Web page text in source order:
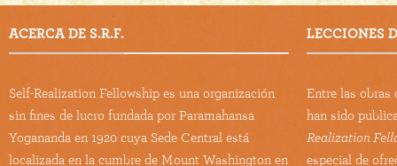
ACERCA DE S.R.F.
Self-Realization Fellowship es una organización
sin fines de lucro fundada por Paramahansa
Yogananda en 1920 cuya Sede Central está
localizada en la cumbre de Mount Washington en
LECCIONES
Entre las obras
han sido
Realization
especial de